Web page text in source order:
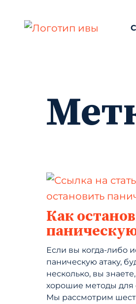
Как
Если вы когда-либо
паническую атаку,
несколько, вы
хорошие методы
Мы рассмотрим